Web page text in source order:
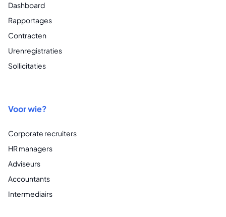
Dashboard
Rapportages
Contracten
Urenregistraties
Sollicitaties
Voor wie?
Corporate recruiters
HR managers
Adviseurs
Accountants
Intermediairs